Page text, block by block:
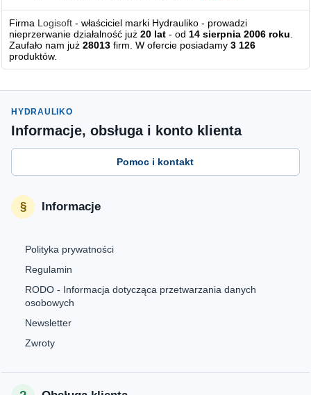
Firma Logisoft - właściciel marki Hydrauliko - prowadzi
nieprzerwanie działalność już20 lat - od 14 sierpnia 2006 roku
Zaufało nam już28013 firm. W ofercie posiadamy3 126
produktów.
HYDRAULIKO
Informacje, obsługa i konto klienta
Pomoc i kontakt
Informacje
Polityka prywatności
Regulamin
RODO - Informacja dotycząca przetwarzania danych
osobowych
Newsletter
Zwroty